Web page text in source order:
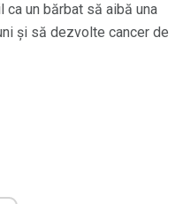
un bărbat să aibă una
și să dezvolte cancer de